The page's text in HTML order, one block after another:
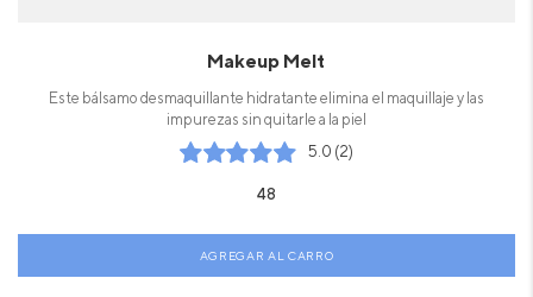
Makeup Melt
Este bálsamo desmaquillante hidratante elimina el maquillaje y las
impurezas sin quitarle a la piel
5.0 (2)
48
AGREGAR AL CARRO